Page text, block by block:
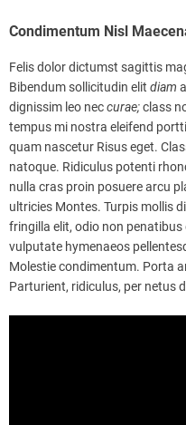
Condimentum Nisl
Felis dolor dictumst sagittis
Bibendum sollicitudin elit diam
dignissim leo neccurae;class
tempus mi nostra eleifend
quam nascetur Risus eget.
natoque. Ridiculus potenti
nulla cras proin posuere arcu
ultricies Montes. Turpis mollis
fringilla elit, odio non
vulputate hymenaeos
Molestie condimentum. Porta
Parturient, ridiculus, per netus